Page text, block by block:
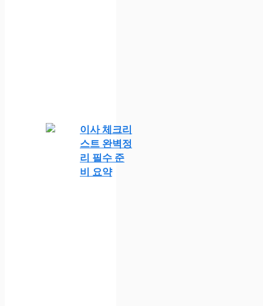
이사 체크리
스트 완벽정
리 필수 준
비 요약